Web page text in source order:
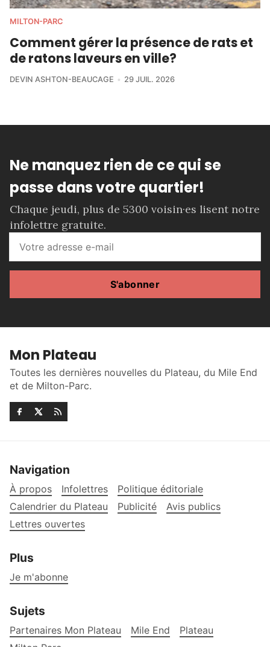
MILTON-PARC
Comment gérer la présence de rats et
de ratons laveurs en ville?
DEVIN ASHTON-BEAUCAGE 29 JUIL. 2026
Ne manquez rien de ce qui se
passe dans votre quartier!
Chaque jeudi, plus de 5300 voisin·es lisent notre
infolettre gratuite.
S'abonner
Mon Plateau
Toutes les dernières nouvelles du Plateau, du Mile End
et de Milton-Parc.
Navigation
À propos Infolettres
Politique éditoriale
Calendrier du Plateau
Publicité
Avis publics
Lettres ouvertes
Plus
Je m'abonne
Sujets
Partenaires Mon Plateau Mile End
Plateau